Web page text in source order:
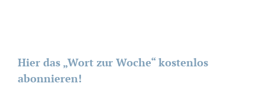
Hier das „Wort zur Woche“ kostenlos
abonnieren!